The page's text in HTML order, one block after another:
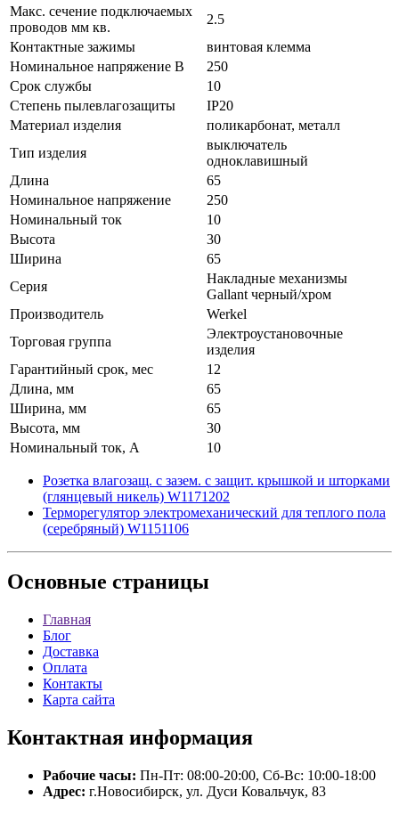
Макс. сечение подключаемых
проводов мм кв.
2.5
Контактные зажимы
винтовая клемма
Номинальное напряжение В
250
Срок службы
10
Степень пылевлагозащиты
IP20
Материал изделия
поликарбонат, металл
Тип изделия
выключатель
одноклавишный
Длина
65
Номинальное напряжение
250
Номинальный ток
10
Высота
30
Ширина
65
Серия
Накладные механизмы
Gallant черный/хром
Производитель
Werkel
Торговая группа
Электроустановочные
изделия
Гарантийный срок, мес
12
Длина, мм
65
Ширина, мм
65
Высота, мм
30
Номинальный ток, А
10
Розетка влагозащ. с зазем. с защит. крышкой и шторками
(глянцевый никель) W1171202
Терморегулятор электромеханический для теплого пола
(серебряный) W1151106
Основные страницы
Главная
Блог
Доставка
Оплата
Контакты
Карта сайта
Контактная информация
Рабочие часы: Пн-Пт: 08:00-20:00, Сб-Вс: 10:00-18:00
Адрес: г.Новосибирск, ул. Дуси Ковальчук, 83